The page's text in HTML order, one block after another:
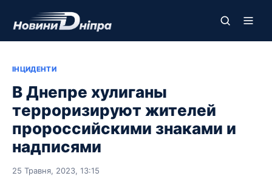
ІНЦИДЕНТИ
В Днепре хулиганы
терроризируют жителей
пророссийскими знаками и
надписями
25 Травня, 2023, 13:15